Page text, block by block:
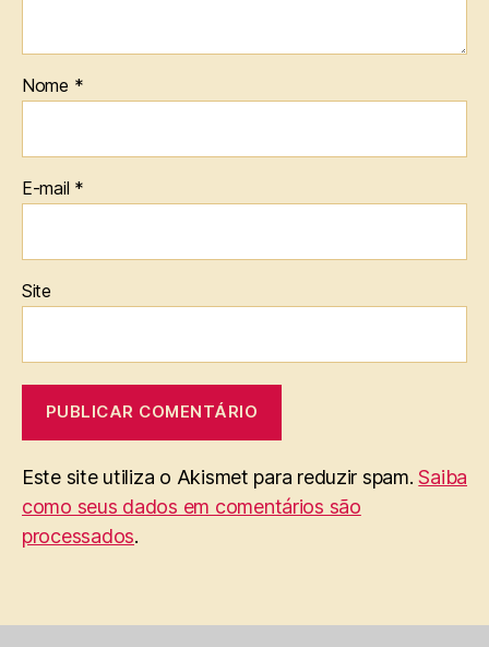
Nome *
E-mail *
Site
Este site utiliza o Akismet para reduzir spam.Saiba
como seus dados em comentários são
processados.